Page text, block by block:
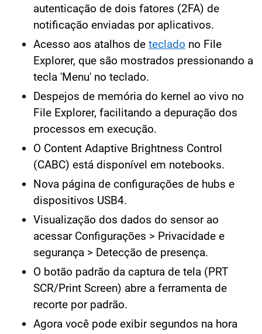
autenticação de dois fatores (2FA) de
notificação enviadas por aplicativos.
Acesso aos atalhos de teclado no File
Explorer, que são mostrados pressionando a
tecla 'Menu' no teclado.
Despejos de memória do kernel ao vivo no
File Explorer, facilitando a depuração dos
processos em execução.
O Content Adaptive Brightness Control
(CABC) está disponível em notebooks.
Nova página de configurações de hubs e
dispositivos USB4.
Visualização dos dados do sensor ao
acessar Configurações > Privacidade e
segurança > Detecção de presença.
O botão padrão da captura de tela (PRT
SCR/Print Screen) abre a ferramenta de
recorte por padrão.
Agora você pode exibir segundos na hora